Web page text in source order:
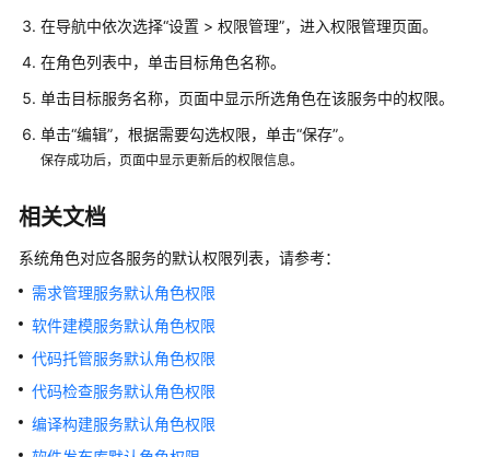
台
权
购
买
新
建
项
目
新
建
CodeArts
在导航中依次选择“设置 > 权限管理”，进入权限管理页面。
在角色列表中，单击目标角色名称。
单击目标服务名称，页面中显示所选角色在该服务中的权限。
单击“编辑”，根据需要勾选权限，单击“保存”。
保存成功后，页面中显示更新后的权限信息。
相关文档
系统角色对应各服务的默认权限列表，请参考：
需求管理服务默认角色权限
软件建模服务默认角色权限
代码托管服务默认角色权限
代码检查服务默认角色权限
编译构建服务默认角色权限